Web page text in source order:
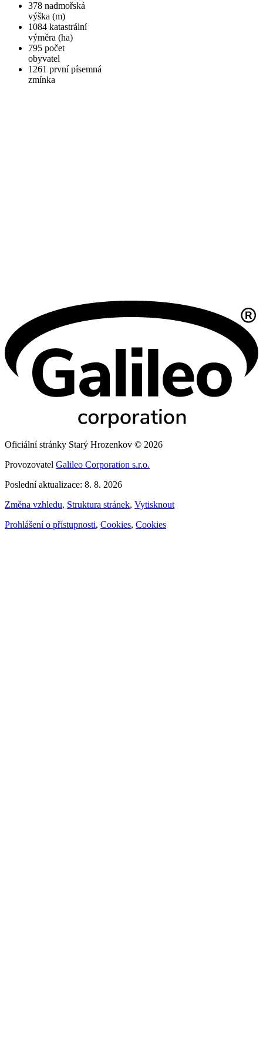
378 nadmořská
výška (m)
1084 katastrální
výměra (ha)
795 počet
obyvatel
1261 první písemná
zmínka
Oficiální stránky Starý Hrozenkov © 2026
Provozovatel Galileo Corporation s.r.o.
Poslední aktualizace: 8. 8. 2026
Změna vzhledu, Struktura stránek, Vytisknout
Prohlášení o přístupnosti, Cookies, Cookies